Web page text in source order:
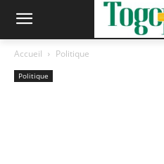
Accueil Politique
Politique